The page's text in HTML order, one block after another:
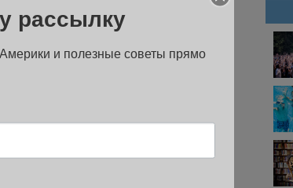
рассылку
и полезные советы прямо